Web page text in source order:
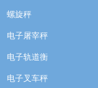
螺旋秤
电子屠宰秤
电子轨道衡
电子叉车秤